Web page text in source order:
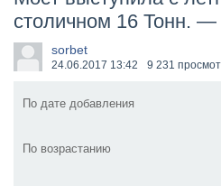
​Anthrax выпустили новый
столичном 16 Тонн.
sorbet
24.06.2017 13:42 9 231
По дате добавления
По возрастанию